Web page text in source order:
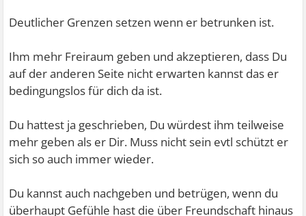
Deutlicher Grenzen setzen wenn er betrunken ist.
Ihm mehr Freiraum geben und akzeptieren, dass Du
auf der anderen Seite nicht erwarten kannst das er
bedingungslos für dich da ist.
Du hattest ja geschrieben, Du würdest ihm teilweise
mehr geben als er Dir. Muss nicht sein evtl schützt er
sich so auch immer wieder.
Du kannst auch nachgeben und betrügen, wenn du
überhaupt Gefühle hast die über Freundschaft hinaus